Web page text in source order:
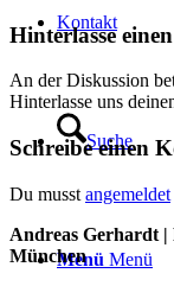
Kontakt
Suche
Menü Menü
Hinterlasse
An der Diskussion
Hinterlasse uns
Schreibe einen
Du musst angemeldet
Andreas Gerhardt
München